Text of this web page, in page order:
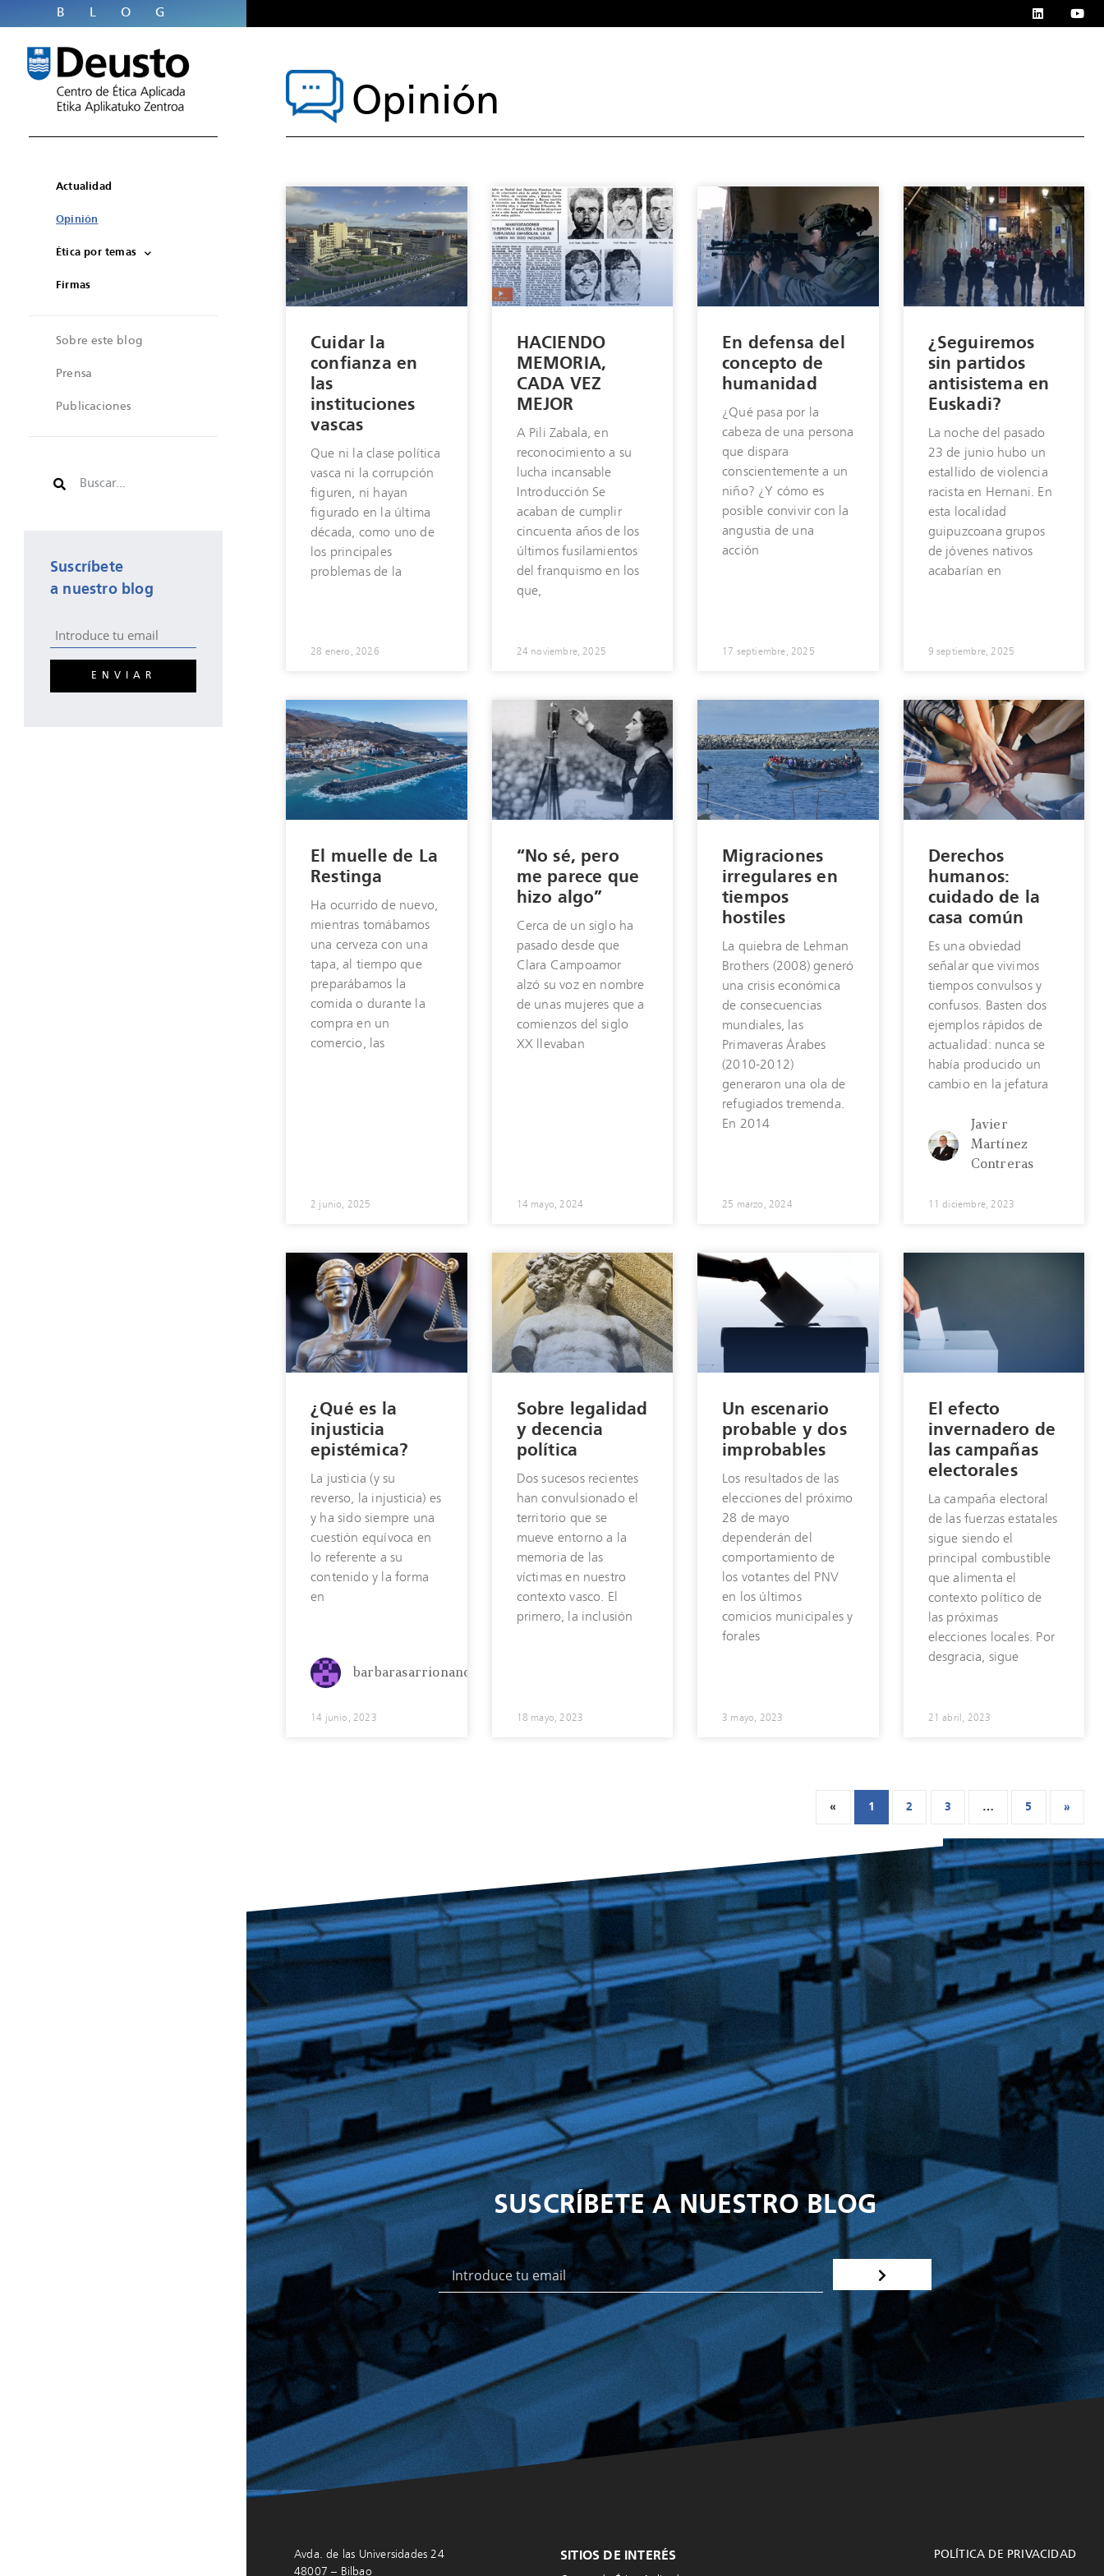
BLOG
Actualidad
Opinión
Ética por temas
Firmas
Sobre este blog
Prensa
Publicaciones
Suscríbete
a nuestro blog
Opinión
Cuidar la
confianza en
las
instituciones
vascas
Que ni la clase política
vasca ni la corrupción
figuren, ni hayan
figurado en la última
década, como uno de
los principales
problemas de la
28 enero, 2026
HACIENDO
MEMORIA,
CADA VEZ
MEJOR
A Pili Zabala, en
reconocimiento a su
lucha incansable
Introducción Se
acaban de cumplir
cincuenta años de los
últimos fusilamientos
del franquismo en los
que,
24 noviembre, 2025
En defensa del
concepto de
humanidad
¿Qué pasa por la
cabeza de una persona
que dispara
conscientemente a un
niño? ¿Y cómo es
posible convivir con la
angustia de una
acción
17 septiembre, 2025
¿Seguiremos
sin partidos
antisistema en
Euskadi?
La noche del pasado
23 de junio hubo un
estallido de violencia
racista en Hernani. En
esta localidad
guipuzcoana grupos
de jóvenes nativos
acabarían en
9 septiembre, 2025
El muelle de La
Restinga
Ha ocurrido de nuevo,
mientras tomábamos
una cerveza con una
tapa, al tiempo que
preparábamos la
comida o durante la
compra en un
comercio, las
2 junio, 2025
“No sé, pero
me parece que
hizo algo”
Cerca de un siglo ha
pasado desde que
Clara Campoamor
alzó su voz en nombre
de unas mujeres que a
comienzos del siglo
XX llevaban
14 mayo, 2024
Migraciones
irregulares en
tiempos
hostiles
La quiebra de Lehman
Brothers (2008) generó
una crisis económica
de consecuencias
mundiales, las
Primaveras Árabes
(2010-2012)
generaron una ola de
refugiados tremenda.
En 2014
25 marzo, 2024
Javier
Martínez
Contreras
Derechos
humanos:
cuidado de la
casa común
Es una obviedad
señalar que vivimos
tiempos convulsos y
confusos. Basten dos
ejemplos rápidos de
actualidad: nunca se
había producido un
cambio en la jefatura
11 diciembre, 2023
barbarasarrionandia
¿Qué es la
injusticia
epistémica?
La justicia (y su
reverso, la injusticia) es
y ha sido siempre una
cuestión equívoca en
lo referente a su
contenido y la forma
en
14 junio, 2023
Sobre legalidad
y decencia
política
Dos sucesos recientes
han convulsionado el
territorio que se
mueve entorno a la
memoria de las
víctimas en nuestro
contexto vasco. El
primero, la inclusión
18 mayo, 2023
Un escenario
probable y dos
improbables
Los resultados de las
elecciones del próximo
28 de mayo
dependerán del
comportamiento de
los votantes del PNV
en los últimos
comicios municipales y
forales
3 mayo, 2023
El efecto
invernadero de
las campañas
electorales
La campaña electoral
de las fuerzas estatales
sigue siendo el
principal combustible
que alimenta el
contexto político de
las próximas
elecciones locales. Por
desgracia, sigue
21 abril, 2023
« 1 2 3 … 5 »
SUSCRÍBETE A NUESTRO BLOG
Avda. de las Universidades 24
48007 – Bilbao
SITIOS DE INTERÉS POLÍTICA DE PRIVACIDAD